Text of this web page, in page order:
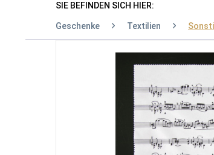
SIE BEFINDEN SICH HIER:
Geschenke Textilien